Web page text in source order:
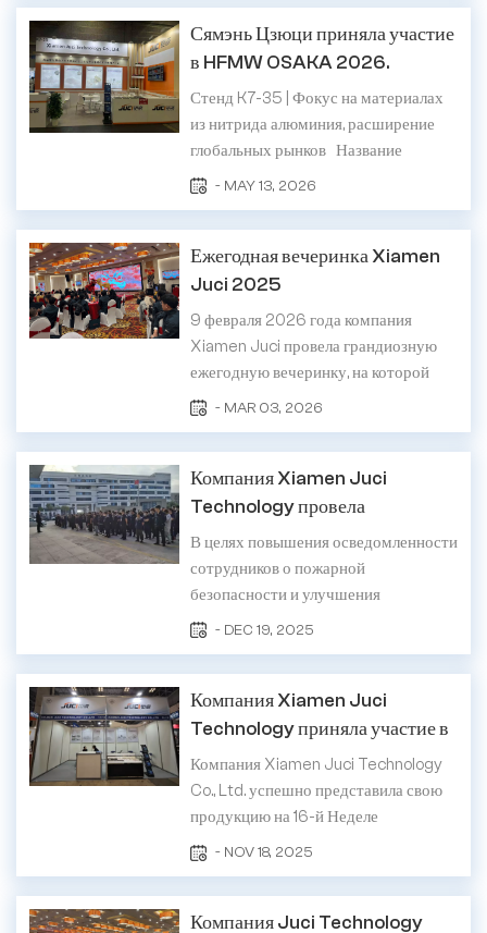
экономического и технологического
развития. Это событие знаменует
собой запуск крупномасштабного
высокочис...
Сямэнь Цзюци приняла участие
в HFMW OSAKA 2026.
Стенд K7-35 | Фокус на материалах
из нитрида алюминия, расширение
глобальных рынков Название
выставки：Неделя
OSAKA 2026 Дата：13–15 мая 2026
г. Место проведения：INTEX Осака,
Япония Стенд Juci № K7-35 С 13 по
центре...
- MAY 13, 2026
Ежегодная вечеринка Xiamen
Juci 2025
9 февраля 2026 года компания
Xiamen Juci провела грандиозную
ежегодную вечеринку, на которой
сотрудники собрались, чтобы
выдающиеся достижения
прошедшего года. Атмосфера на
мероприятии была оживленной,
Сотрудники тщательн...
- MAR 03, 2026
Компания Xiamen Juci
Technology провела
противопожарные учения для
повышения уровня
безопасности на рабочем месте.
В целях повышения осведомленности
сотрудников о пожарной
безопасности и улучшения
возможностей реагирования на
Xiamen Juci Technology Co., Ltd.
недавно успешно провела
общекорпоративные учения по
ключевых пра...
- DEC 19, 2025
Компания Xiamen Juci
Technology приняла участие в
16-й Неделе
высокофункциональных
материалов в Японии
Компания Xiamen Juci Technology
Co., Ltd. успешно представила свою
продукцию на 16-й Неделе
высокофункциональных материалов,
центре Makuhari Messe в Японии с
12 по 14 ноября 2025 года. Будучи
- NOV 18, 2025
Компания Juci Technology